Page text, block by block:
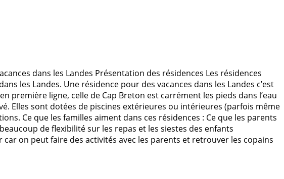
dans les Landes Présentation des résidences Les résidences
les Landes. Une résidence pour des vacances dans les Landes c’est
première ligne, celle de Cap Breton est carrément les pieds dans l’eau
Elles sont dotées de piscines extérieures ou intérieures (parfois même
Ce que les familles aiment dans ces résidences : Ce que les parents
de flexibilité sur les repas et les siestes des enfants
on peut faire des activités avec les parents et retrouver les copains